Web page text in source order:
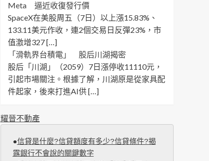
Meta 逼近收復發行價
SpaceX在美股周五（7日）以上漲15.83%、
133.11美元作收，連2個交易日反彈23%，市
值激增327 […]
「滑軌界台積電」 股后川湖揭密
股后「川湖」（2059）7日漲停收11110元，
引起市場關注。根據了解，川湖原是從家具配
件起家，後來打進AI供 […]
耀晉不動產
●信貸是什麼?信貸額度有多少?信貸條件?揭
露銀行不會說的關鍵數字